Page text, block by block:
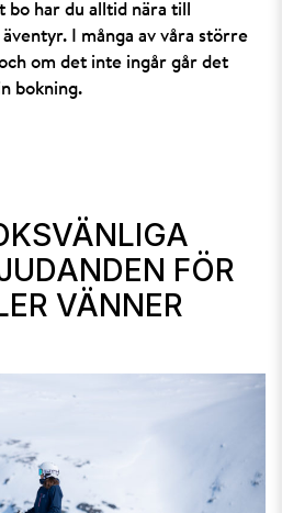
har du alltid nära till
I många av våra större
om det inte ingår går det
bokning.
FÖR
VÄNNER